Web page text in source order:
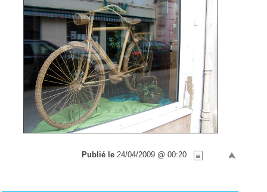
Publié le 24/04/2009 @ 00:20